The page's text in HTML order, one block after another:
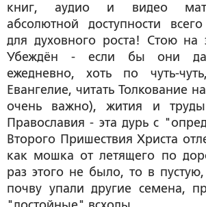
книг, аудио и видео
абсолютной доступности
для духовного роста! Стою на
Убеждён - если бы они
ежедневно, хоть по чуть-
Евангелие, читать Толкование
очень важно), жития и
Православия - эта дурь с
Второго Пришествия Христа
как мошка от летящего по
раз этого не было, то в
почву упали другие семена,